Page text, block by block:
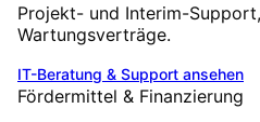
Projekt- und Interim-
Wartungsverträge.
IT-Beratung & Support ansehen
Fördermittel & Finanzierung